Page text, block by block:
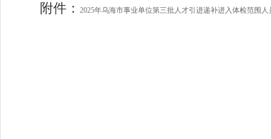
附件： 2025年乌海市事业单位第三批人才引进递补进入体检范围